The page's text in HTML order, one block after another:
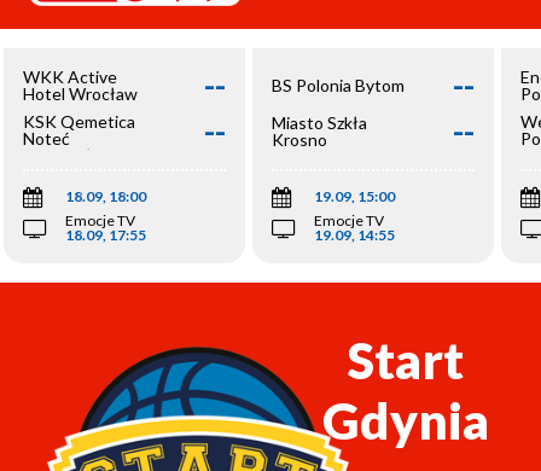
WKK Active
Hotel Wrocław
--
KSK Qemetica
Noteć
Inowrocław
--
18.09, 18:00
Emocje TV
18.09, 17:55
BS Polonia Bytom --
Miasto Szkła
Krosno
--
19.09, 15:00
Emocje TV
19.09, 14:55
Start
Gdynia